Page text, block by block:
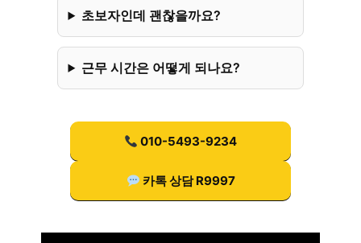
초보자인데 괜찮을까요?
근무 시간은 어떻게 되나요?
010-5493-9234
카톡 상담 R9997